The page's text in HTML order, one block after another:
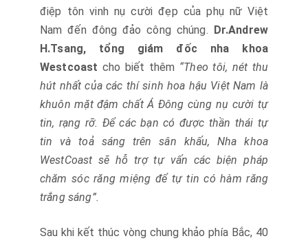
điệp tôn vinh nụ cười đẹp của phụ nữ Việt
Nam đến đông đảo công chúng. Dr.Andrew
H.Tsang, tổng giám đốc nha khoa
Westcoast cho biết thêm “Theo tôi, nét thu
hút nhất của các thí sinh hoa hậu Việt Nam là
khuôn mặt đậm chất Á Đông cùng nụ cười tự
tin, rạng rỡ. Để các bạn có được thần thái tự
tin và toả sáng trên sân khấu, Nha khoa
WestCoast sẽ hỗ trợ tự vấn các biện pháp
chăm sóc răng miệng để tự tin có hàm răng
trắng sáng”.
Sau khi kết thúc vòng chung khảo phía Bắc, 40